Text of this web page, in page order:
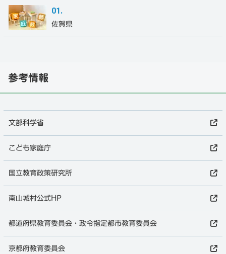
佐賀県
参考情報
文部科学省
こども家庭庁
国立教育政策研究所
南山城村公式HP
都道府県教育委員会・政令指定都市教育委員会
京都府教育委員会